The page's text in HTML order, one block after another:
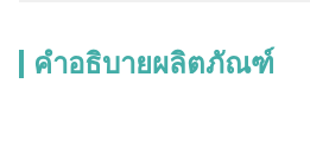
คำอธิบายผลิตภัณฑ์